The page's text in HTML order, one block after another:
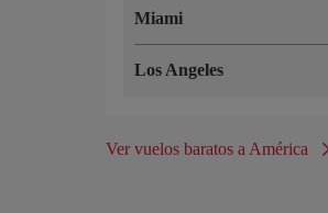
Miami
Los Angeles
Ver vuelos baratos a América